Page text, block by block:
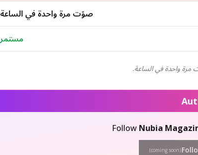
صوّت مرة واحدة في الساعة
مستمر
مرة واحدة في الساعة.
Follow Nubia
(coming soon)